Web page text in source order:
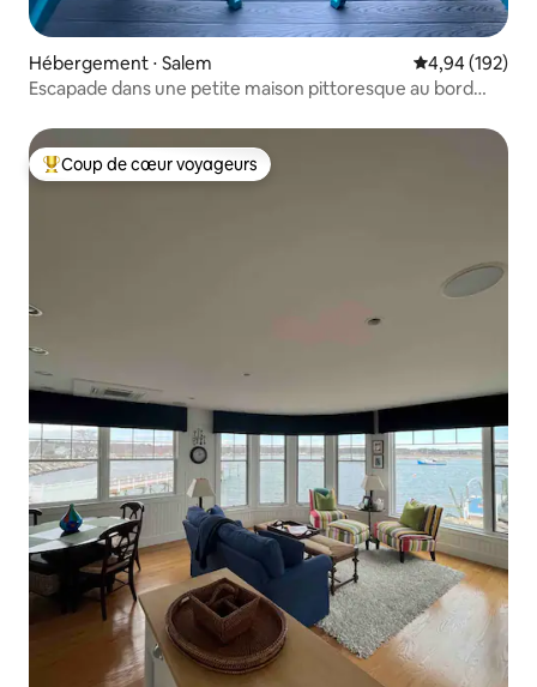
Hébergement ⋅ Salem Évaluation
4,94 (192)
Escapade dans une petite maison pittoresque au bord
Coups de cœur voyageurs les plus appréciés
Coup de cœur voyageurs